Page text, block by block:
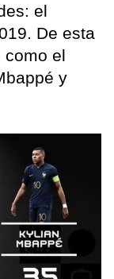
el
De esta
como el
y